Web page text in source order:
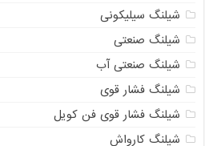
شیلنگ سیلیکونی
شیلنگ صنعتی
شیلنگ صنعتی آب
شیلنگ فشار قوی
شیلنگ فشار قوی فن کویل
شیلنگ کارواش